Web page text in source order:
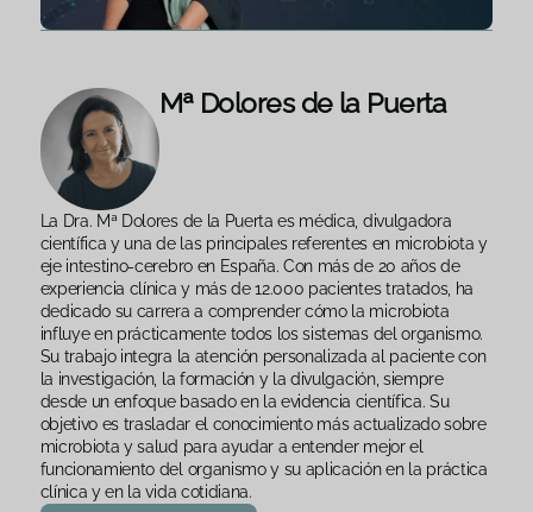
Mª Dolores de la Puerta
La Dra. Mª Dolores de la Puerta es médica, divulgadora
científica y una de las principales referentes en microbiota y
eje intestino-cerebro en España. Con más de 20 años de
experiencia clínica y más de 12.000 pacientes tratados, ha
dedicado su carrera a comprender cómo la microbiota
influye en prácticamente todos los sistemas del organismo.
Su trabajo integra la atención personalizada al paciente con
la investigación, la formación y la divulgación, siempre
desde un enfoque basado en la evidencia científica. Su
objetivo es trasladar el conocimiento más actualizado sobre
microbiota y salud para ayudar a entender mejor el
funcionamiento del organismo y su aplicación en la práctica
clínica y en la vida cotidiana.